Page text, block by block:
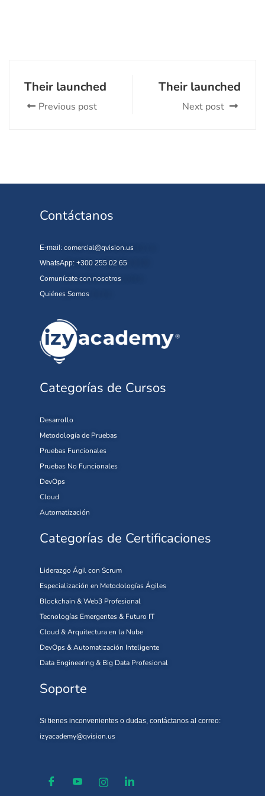
Their launched
Previous post
Their launched
Next post
Contáctanos
E-mail: comercial@qvision.us
WhatsApp: +300 255 02 65
Comunícate con nosotros
Quiénes Somos
Categorías de Cursos
Desarrollo
Metodología de Pruebas
Pruebas Funcionales
Pruebas No Funcionales
DevOps
Cloud
Automatización
Categorías de Certificaciones
Liderazgo Ágil con Scrum
Especialización en Metodologías Ágiles
Blockchain & Web3 Profesional
Tecnologías Emergentes & Futuro IT
Cloud & Arquitectura en la Nube
DevOps & Automatización Inteligente
Data Engineering & Big Data Profesional
Soporte
Si tienes inconvenientes o dudas, contáctanos al correo:
izyacademy@qvision.us